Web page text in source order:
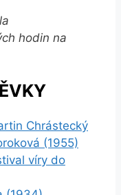
hodin na
Chrástecký
(1955)
víry do